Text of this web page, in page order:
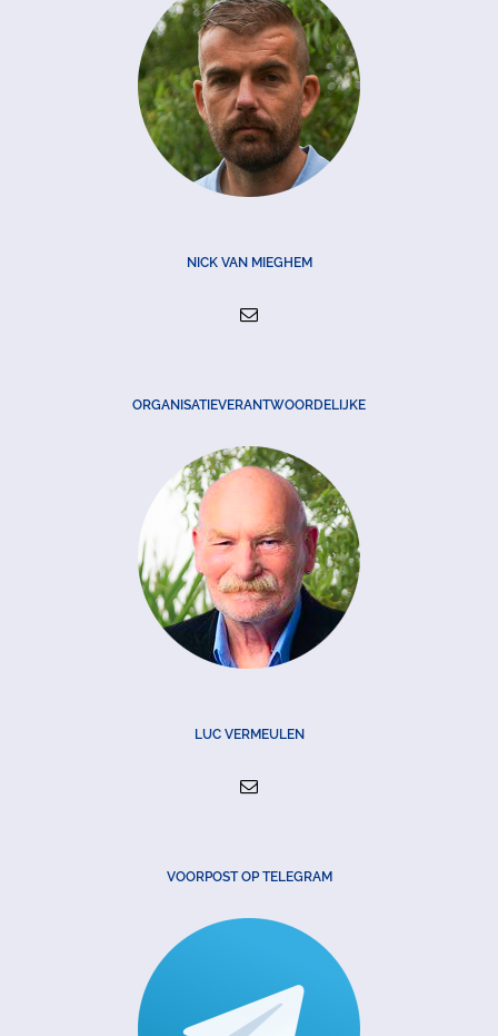
NICK VAN MIEGHEM
ORGANISATIEVERANTWOORDELIJKE
LUC VERMEULEN
VOORPOST OP TELEGRAM